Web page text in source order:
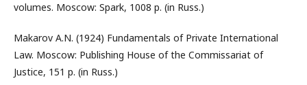
volumes. Moscow: Spark, 1008 p. (in Russ.)
Makarov A.N. (1924) Fundamentals of Private International
Law. Moscow: Publishing House of the Commissariat of
Justice, 151 p. (in Russ.)